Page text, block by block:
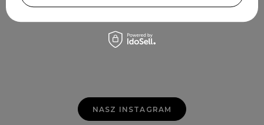
NASZ INSTAGRAM